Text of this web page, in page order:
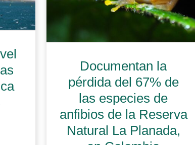
Documentan la
pérdida del 67% de
las especies de
anfibios de la Reserva
Natural La Planada,